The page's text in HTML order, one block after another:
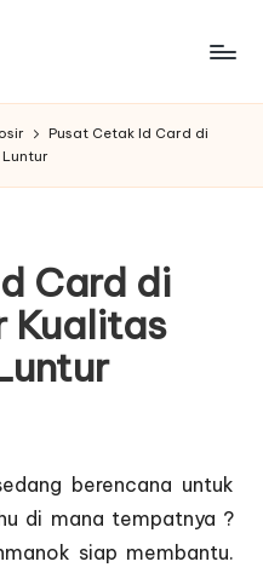
Pusat Cetak Id Card di
Card di
Kualitas
berencana untuk
di mana tempatnya ?
siap membantu.